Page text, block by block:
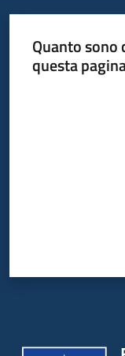
Quanto sono
questa